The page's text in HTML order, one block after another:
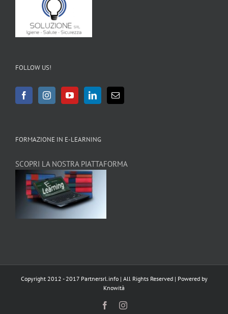
FOLLOW US!
FORMAZIONE IN E-LEARNING
SCOPRI LA NOSTRA PIATTAFORMA
Copyright 2012 - 2017 Partnersrl.info | All Rights Reserved | Powered by
Knowità
FacebookInstagram